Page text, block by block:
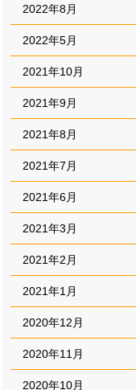
2022年8月
2022年5月
2021年10月
2021年9月
2021年8月
2021年7月
2021年6月
2021年3月
2021年2月
2021年1月
2020年12月
2020年11月
2020年10月